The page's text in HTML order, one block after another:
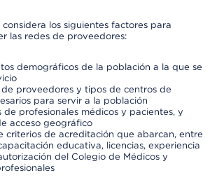
los siguientes factores para
las redes de proveedores:
demográficos de la población a la que se
proveedores y tipos de centros de
para servir a la población
de profesionales médicos y pacientes, y
acceso geográfico
criterios de acreditación que abarcan, entre
educativa, licencias, experiencia
del Colegio de Médicos y